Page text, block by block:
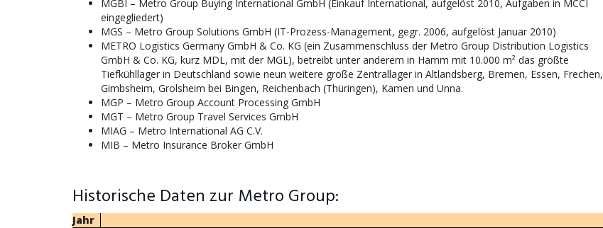
MGBI – Metro Group Buying International GmbH (Einkauf International, aufgelöst 2010, Aufgaben in MCCI
eingegliedert)
MGS – Metro Group Solutions GmbH (IT-Prozess-Management, gegr. 2006, aufgelöst Januar 2010)
METRO Logistics Germany GmbH & Co. KG (ein Zusammenschluss der Metro Group Distribution Logistics
GmbH & Co. KG, kurz MDL, mit der MGL), betreibt unter anderem in Hamm mit 10.000 m² das größte
Tiefkühllager in Deutschland sowie neun weitere große Zentrallager in Altlandsberg, Bremen, Essen, Frechen,
Gimbsheim, Grolsheim bei Bingen, Reichenbach (Thüringen), Kamen und Unna.
MGP – Metro Group Account Processing GmbH
MGT – Metro Group Travel Services GmbH
MIAG – Metro International AG C.V.
MIB – Metro Insurance Broker GmbH
Historische Daten zur Metro Group:
Jahr